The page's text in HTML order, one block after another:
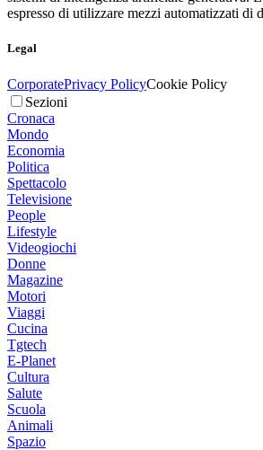
espresso di utilizzare mezzi automatizzati di
Legal
CorporatePrivacy PolicyCookie Policy
Sezioni
Cronaca
Mondo
Economia
Politica
Spettacolo
Televisione
People
Lifestyle
Videogiochi
Donne
Magazine
Motori
Viaggi
Cucina
Tgtech
E-Planet
Cultura
Salute
Scuola
Animali
Spazio